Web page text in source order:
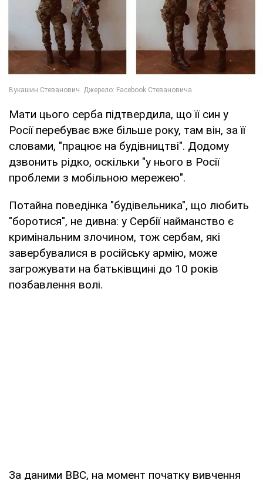
Мати цього серба підтвердила, що її син у
Росії перебуває вже більше року, там він, за її
словами, "працює на будівництві". Додому
дзвонить рідко, оскільки "у нього в Росії
проблеми з мобільною мережею".
Потайна поведінка "будівельника", що любить
"боротися", не дивна: у Сербії найманство є
кримінальним злочином, тож сербам, які
завербувалися в російську армію, може
загрожувати на батьківщині до 10 років
позбавлення волі.
За даними ВВС, на момент початку вивчення